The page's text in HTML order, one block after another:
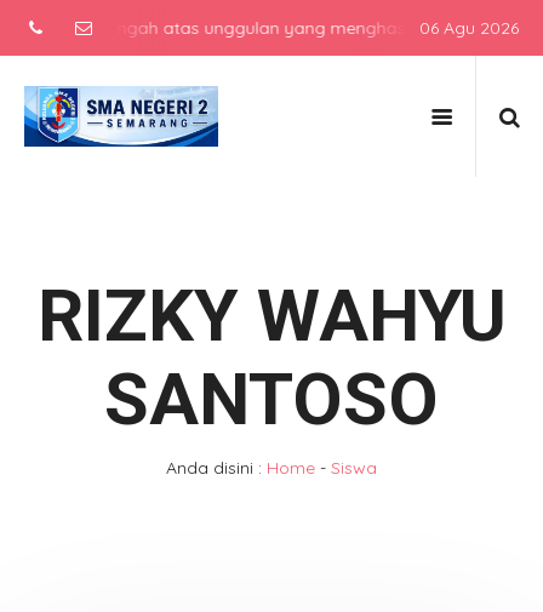
menengah atas unggulan yang menghasilkan lulusan
06 Agu 2026
RIZKY WAHYU
SANTOSO
Anda disini : Home - Siswa